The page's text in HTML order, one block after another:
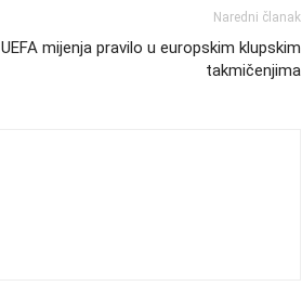
Naredni članak
UEFA mijenja pravilo u europskim klupskim
takmičenjima